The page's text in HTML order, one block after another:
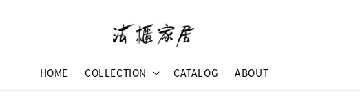
HOME COLLECTION CATALOG ABOUT